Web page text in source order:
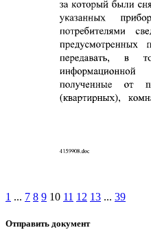
1 ... 7 8 9 10 11 12 13 ... 39
Отправить документ